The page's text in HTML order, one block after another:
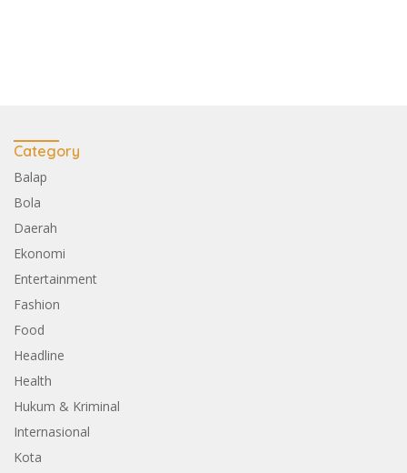
Category
Balap
Bola
Daerah
Ekonomi
Entertainment
Fashion
Food
Headline
Health
Hukum & Kriminal
Internasional
Kota